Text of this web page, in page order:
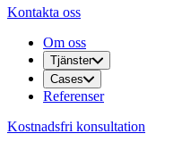
Kontakta oss
Om oss
Tjänster
Cases
Referenser
Kostnadsfri konsultation